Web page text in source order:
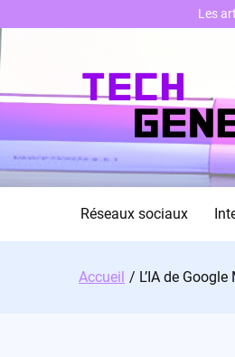
Skip
to
Réseaux sociaux
Accueil L’IA de
Les